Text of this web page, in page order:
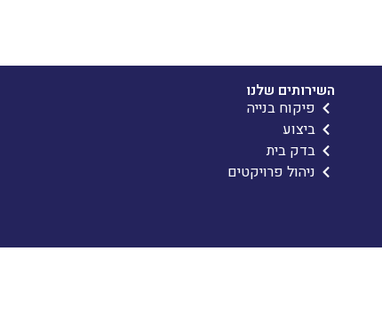
השירותים שלנו
פיקוח בנייה
ביצוע
בדק בית
ניהול פרויקטים